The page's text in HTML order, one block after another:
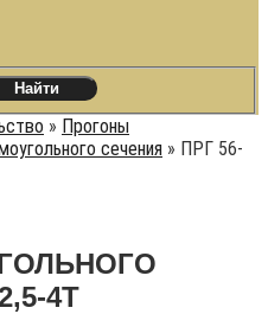
» Прогоны
сечения » ПРГ 56-
4Т